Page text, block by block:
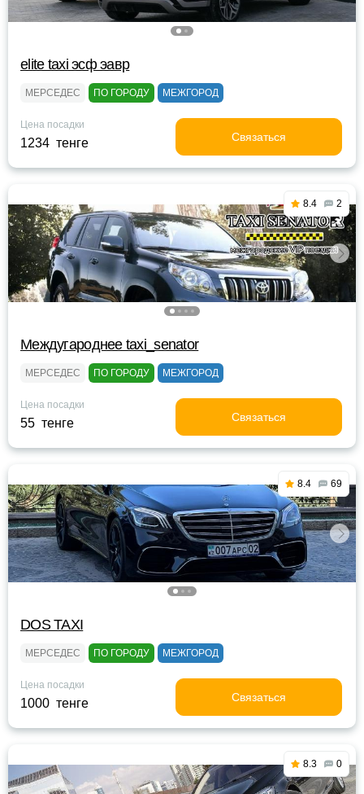
elite taxi эсф эавр
МЕРСЕДЕС ПО ГОРОДУ МЕЖГОРОД
Цена посадки
1234 тенге Связаться
8.4 2
Междугароднее taxi_senator
МЕРСЕДЕС ПО ГОРОДУ МЕЖГОРОД
Цена посадки
55 тенге Связаться
8.4 69
DOS TAXI
МЕРСЕДЕС ПО ГОРОДУ МЕЖГОРОД
Цена посадки
1000 тенге Связаться
8.3 0